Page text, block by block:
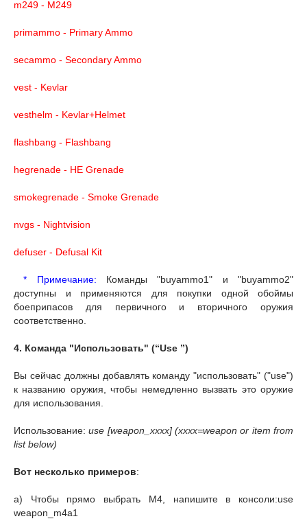
m249 - M249
primammo - Primary Ammo
secammo - Secondary Ammo
vest - Kevlar
vesthelm - Kevlar+Helmet
flashbang - Flashbang
hegrenade - HE Grenade
smokegrenade - Smoke Grenade
nvgs - Nightvision
defuser - Defusal Kit
* Примечание: Команды "buyammo1" и "buyammo2"
доступны и применяются для покупки одной обоймы
боеприпасов для первичного и вторичного оружия
соответственно.
4. Команда "Использовать" (“Use ”)
Вы сейчас должны добавлять команду "использовать" ("use")
к названию оружия, чтобы немедленно вызвать это оружие
для использования.
Использование:use [weapon_xxxx] (xxxx=weapon or item from
list below)
Вот несколько примеров:
а) Чтобы прямо выбрать M4, напишите в консоли:use
weapon_m4a1